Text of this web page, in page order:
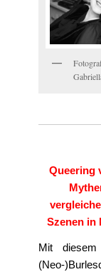
Queering
Szenen in
Mit
(Neo-